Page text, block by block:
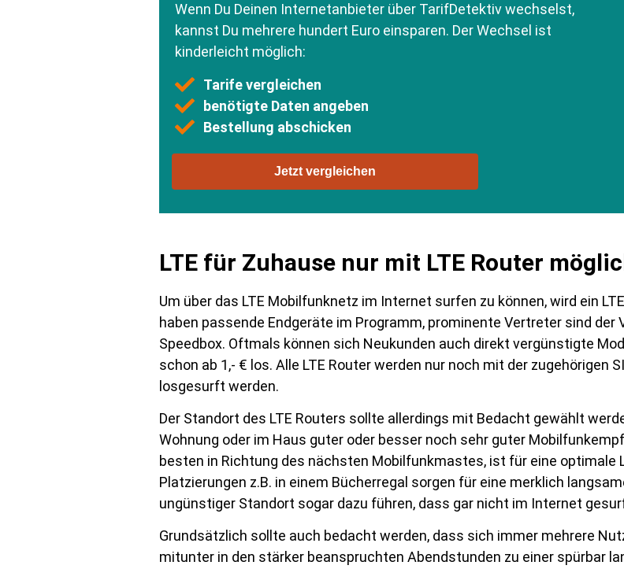
Wenn Du Deinen Internetanbieter über TarifDetektiv wechselst,
kannst Du mehrere hundert Euro einsparen. Der Wechsel ist
kinderleicht möglich:
Tarife vergleichen
benötigte Daten angeben
Bestellung abschicken
Jetzt vergleichen
LTE für Zuhause nur mit LTE Router
Um über das LTE Mobilfunknetz im Internet surfen zu können, wird ein
haben passende Endgeräte im Programm, prominente Vertreter sind der
Speedbox. Oftmals können sich Neukunden auch direkt vergünstigte
schon ab 1,- € los. Alle LTE Router werden nur noch mit der zugehörigen
losgesurft werden.
Der Standort des LTE Routers sollte allerdings mit Bedacht gewählt
Wohnung oder im Haus guter oder besser noch sehr guter
besten in Richtung des nächsten Mobilfunkmastes, ist für eine optimale
Platzierungen z.B. in einem Bücherregal sorgen für eine merklich
ungünstiger Standort sogar dazu führen, dass gar nicht im Internet
Grundsätzlich sollte auch bedacht werden, dass sich immer mehrere
mitunter in den stärker beanspruchten Abendstunden zu einer spürbar